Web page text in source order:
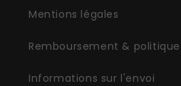
Mentions légales
Remboursement &
Informations sur l'envoi